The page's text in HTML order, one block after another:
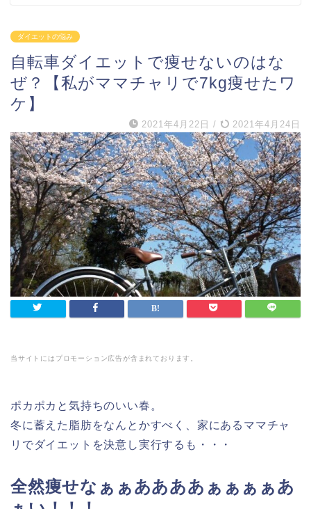
ダイエットの悩み
自転車ダイエットで痩せないのはな
ぜ？【私がママチャリで7kg痩せたワ
ケ】
2021年4月22日 / 2021年4月24日
当サイトにはプロモーション広告が含まれております。
ポカポカと気持ちのいい春。
冬に蓄えた脂肪をなんとかすべく、家にあるママチャ
リでダイエットを決意し実行するも・・・
全然痩せなぁぁああああぁぁぁぁあ